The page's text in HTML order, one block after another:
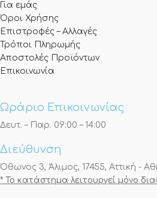
Για εμάς
Όροι Χρήσης
Επιστροφές – Αλλαγές
Τρόποι Πληρωμής
Αποστολές Προϊόντων
Επικοινωνία
Ωράριο Επικοινωνίας
Δευτ. – Παρ. 09:00 – 14:00
Διεύθυνση
Όθωνος 3, Άλιμος, 17455, Αττική -
* Το κατάστημα λειτουργεί μόνο